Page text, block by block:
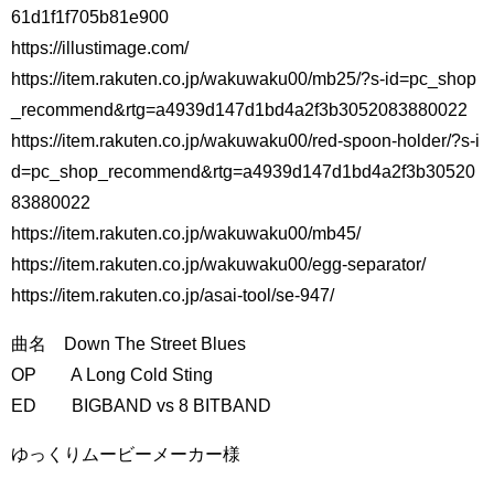
61d1f1f705b81e900
https://illustimage.com/
https://item.rakuten.co.jp/wakuwaku00/mb25/?s-id=pc_shop
_recommend&rtg=a4939d147d1bd4a2f3b3052083880022
https://item.rakuten.co.jp/wakuwaku00/red-spoon-holder/?s-i
d=pc_shop_recommend&rtg=a4939d147d1bd4a2f3b30520
83880022
https://item.rakuten.co.jp/wakuwaku00/mb45/
https://item.rakuten.co.jp/wakuwaku00/egg-separator/
https://item.rakuten.co.jp/asai-tool/se-947/
曲名 Down The Street Blues
OP A Long Cold Sting
ED BIGBAND vs 8 BITBAND
ゆっくりムービーメーカー様